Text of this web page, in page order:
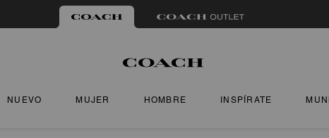
NUEVO MUJER HOMBRE INSPÍRATE